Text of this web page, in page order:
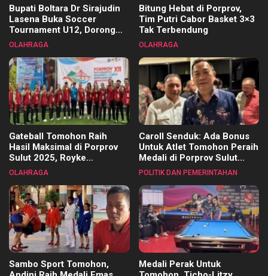
Bupati Boltara Dr Sirajudin
Lasena Buka Soccer
Tournament U12, Dorong
Pembinaan Merata di Setiap
OLAHRAGA
Bitung Hebat di Porprov,
Tim Putri Cabor Basket 3×3
Tak Terbendung
OLAHRAGA
Gateball Tomohon Raih
Hasil Maksimal di Porprov
Sulut 2025, Royke
Tangkawarouw Ucapkan
OLAHRAGA
Caroll Senduk: Ada Bonus
Untuk Atlet Tomohon Peraih
Medali di Porprov Sulut
2025
POLITIK DAN PEMERINTAHAN
Sambo Sport Tomohon,
Medali Perak Untuk